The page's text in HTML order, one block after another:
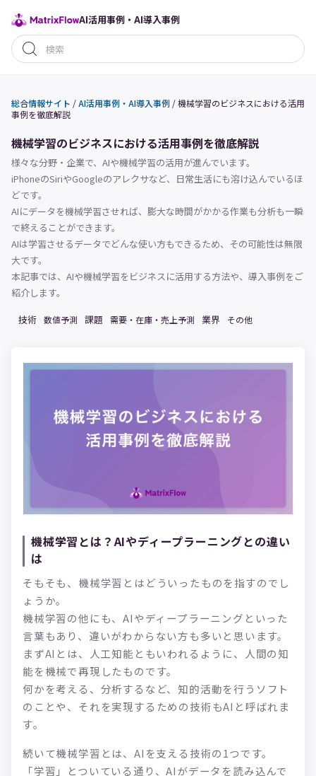
AI活用事例・AI導入事例
総合情報サイト /AI活用事例・AI導入事例 /機械学習のビジネスにおける活用
事例を徹底解説
機械学習のビジネスにおける活用事例を徹底解説
様々な分野・企業で、AIや機械学習の活用が進んでいます。
iPhoneのSiriやGoogleのアレクサなど、日常生活にも溶け込んでいるほ
どです。
AIにデータを機械学習させれば、膨大な時間がかかる作業も分析も一瞬
で終えることができます。
AIは学習させるデータでどんな使い方もできるため、その可能性は無限
大です。
本記事では、AIや機械学習をビジネスに活用する方法や、導入事例をご
紹介します。
技術 数値予測 課題 需要・在庫・売上予測 業界 その他
機械学習とは？AIやディープラーニングとの違い
は
そもそも、機械学習とはどういったものを指すのでし
ょうか。
機械学習の他にも、AIやディープラーニングといった
言葉もあり、違いがわからない方も多いと思います。
まずAIとは、人工知能ともいわれるように、人間の知
能を機械で再現したものです。
何かを考える、分析するなど、知的活動を行うソフト
のことや、それを実現するための技術もAIと呼ばれま
す。
続いて機械学習とは、AIを支える技術の1つです。
「学習」とついている通り、AIがデータを読み込んで